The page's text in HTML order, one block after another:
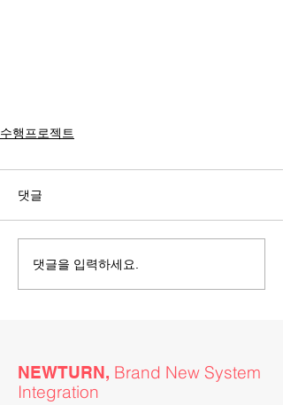
수행프로젝트
댓글
댓글을 입력하세요.
NEWTURN, Brand New System
Integration